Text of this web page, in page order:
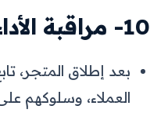
10- مراقبة الأداء وتحسينه
بعد إطلاق المتجر،
العملاء، وسلوكهم